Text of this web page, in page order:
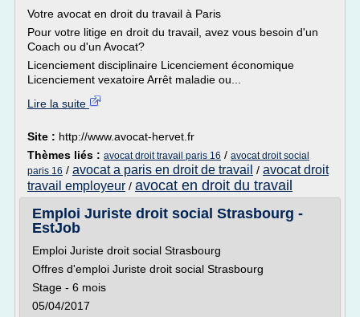
Votre avocat en droit du travail à Paris
Pour votre litige en droit du travail, avez vous besoin d'un
Coach ou d'un Avocat?
Licenciement disciplinaire Licenciement économique
Licenciement vexatoire Arrêt maladie ou...
Lire la suite
Site : http://www.avocat-hervet.fr
Thèmes liés : avocat droit travail paris 16 / avocat droit social
paris 16 / avocat a paris en droit de travail / avocat droit
travail employeur / avocat en droit du travail
Emploi Juriste droit social Strasbourg -
EstJob
Emploi Juriste droit social Strasbourg
Offres d'emploi Juriste droit social Strasbourg
Stage - 6 mois
05/04/2017